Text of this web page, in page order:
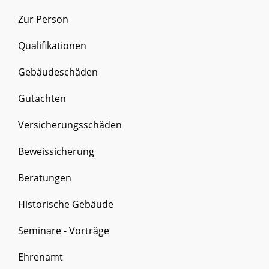
Zur Person
Qualifikationen
Gebäudeschäden
Gutachten
Versicherungsschäden
Beweissicherung
Beratungen
Historische Gebäude
Seminare - Vorträge
Ehrenamt